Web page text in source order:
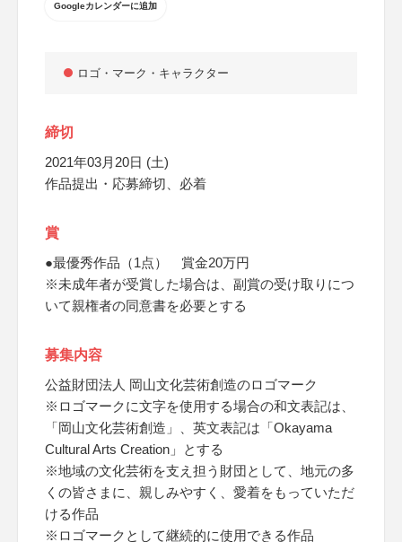
Googleカレンダーに追加
ロゴ・マーク・キャラクター
締切
2021年03月20日 (土)
作品提出・応募締切、必着
賞
●最優秀作品（1点） 賞金20万円
※未成年者が受賞した場合は、副賞の受け取りにつ
いて親権者の同意書を必要とする
募集内容
公益財団法人 岡山文化芸術創造のロゴマーク
※ロゴマークに文字を使用する場合の和文表記は、
「岡山文化芸術創造」、英文表記は「Okayama
Cultural Arts Creation」とする
※地域の文化芸術を支え担う財団として、地元の多
くの皆さまに、親しみやすく、愛着をもっていただ
ける作品
※ロゴマークとして継続的に使用できる作品